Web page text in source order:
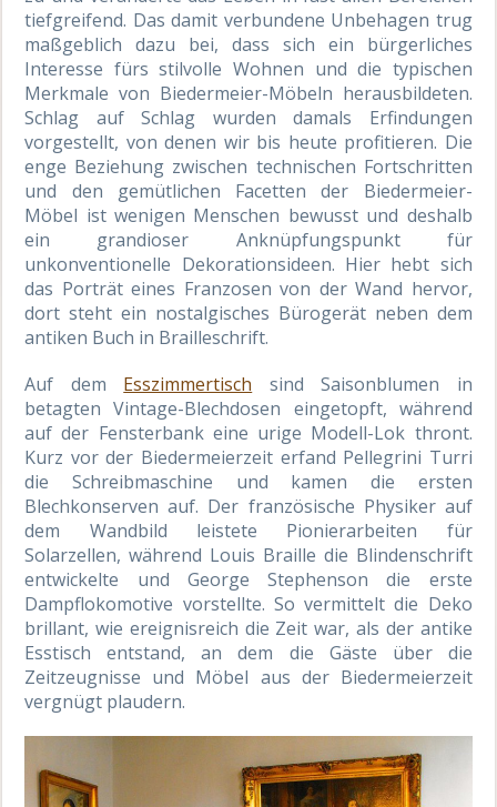
tiefgreifend. Das damit verbundene Unbehagen trug
maßgeblich dazu bei, dass sich ein bürgerliches
Interesse fürs stilvolle Wohnen und die typischen
Merkmale von Biedermeier-Möbeln herausbildeten.
Schlag auf Schlag wurden damals Erfindungen
vorgestellt, von denen wir bis heute profitieren. Die
enge Beziehung zwischen technischen Fortschritten
und den gemütlichen Facetten der Biedermeier-
Möbel ist wenigen Menschen bewusst und deshalb
ein grandioser Anknüpfungspunkt für
unkonventionelle Dekorationsideen. Hier hebt sich
das Porträt eines Franzosen von der Wand hervor,
dort steht ein nostalgisches Bürogerät neben dem
antiken Buch in Brailleschrift.
Auf dem Esszimmertisch sind Saisonblumen in
betagten Vintage-Blechdosen eingetopft, während
auf der Fensterbank eine urige Modell-Lok thront.
Kurz vor der Biedermeierzeit erfand Pellegrini Turri
die Schreibmaschine und kamen die ersten
Blechkonserven auf. Der französische Physiker auf
dem Wandbild leistete Pionierarbeiten für
Solarzellen, während Louis Braille die Blindenschrift
entwickelte und George Stephenson die erste
Dampflokomotive vorstellte. So vermittelt die Deko
brillant, wie ereignisreich die Zeit war, als der antike
Esstisch entstand, an dem die Gäste über die
Zeitzeugnisse und Möbel aus der Biedermeierzeit
vergnügt plaudern.